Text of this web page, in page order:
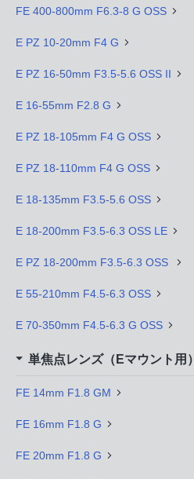
FE 400-800mm F6.3-8 G OSS
E PZ 10-20mm F4 G
E PZ 16-50mm F3.5-5.6 OSS II
E 16-55mm F2.8 G
E PZ 18-105mm F4 G OSS
E PZ 18-110mm F4 G OSS
E 18-135mm F3.5-5.6 OSS
E 18-200mm F3.5-6.3 OSS LE
E PZ 18-200mm F3.5-6.3 OSS
E 55-210mm F4.5-6.3 OSS
E 70-350mm F4.5-6.3 G OSS
単焦点レンズ（Eマウント用）
FE 14mm F1.8 GM
FE 16mm F1.8 G
FE 20mm F1.8 G